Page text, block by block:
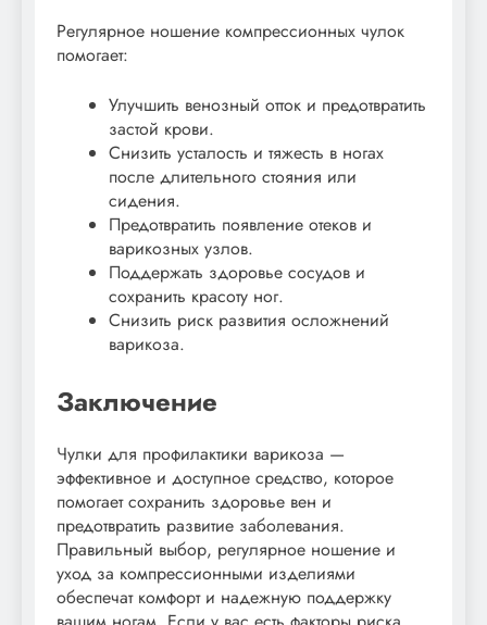
Регулярное ношение компрессионных чулок
помогает:
Улучшить венозный отток и предотвратить
застой крови.
Снизить усталость и тяжесть в ногах
после длительного стояния или
сидения.
Предотвратить появление отеков и
варикозных узлов.
Поддержать здоровье сосудов и
сохранить красоту ног.
Снизить риск развития осложнений
варикоза.
Заключение
Чулки для профилактики варикоза —
эффективное и доступное средство, которое
помогает сохранить здоровье вен и
предотвратить развитие заболевания.
Правильный выбор, регулярное ношение и
уход за компрессионными изделиями
обеспечат комфорт и надежную поддержку